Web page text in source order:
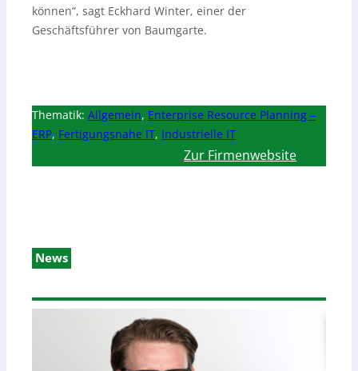
können“, sagt Eckhard Winter, einer der
Geschäftsführer von Baumgarte.
Thematik: Allgemein, Enterprise Resource Planning –
ERP, Fertigungsnahe IT, Industrielle IT
Zur Firmenwebsite
News